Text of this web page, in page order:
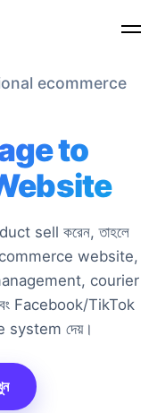
ecommerce
to
sell করেন, তাহলে
website,
courier
Facebook/TikTok
দেয়।
সমাধান পাবেন
টিম আপনার সাথে